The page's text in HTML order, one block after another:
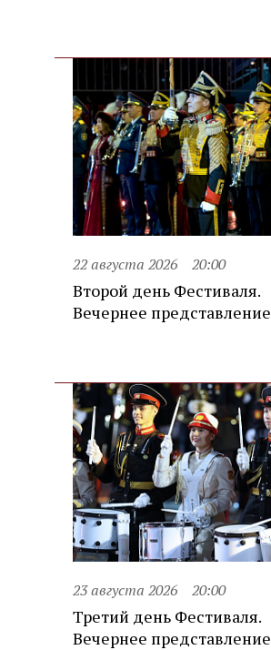
22 августа 2026 20:00
Второй день Фестиваля.
Вечернее представление
23 августа 2026 20:00
Третий день Фестиваля.
Вечернее представление